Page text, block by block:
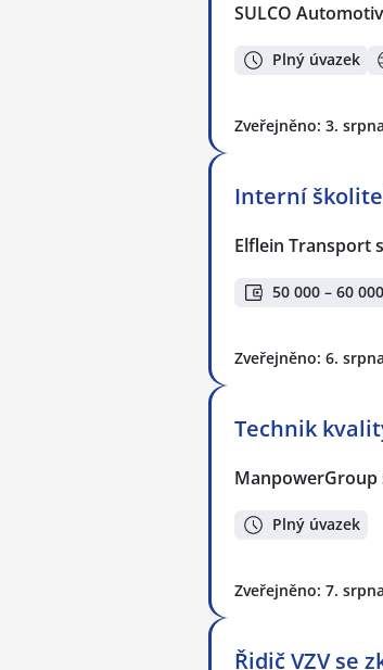
SULCO
Plný úvazek
Zveřejněno: 3. srpna
Interní
Elflein Transport
50 000 – 60
Zveřejněno: 6. srpna
Technik
ManpowerGroup
Plný úvazek
Zveřejněno: 7. srpna
Řidič VZV se